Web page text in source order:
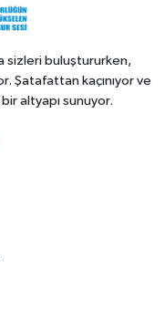
sizleri buluştururken,
Şatafattan kaçınıyor ve
altyapı sunuyor.